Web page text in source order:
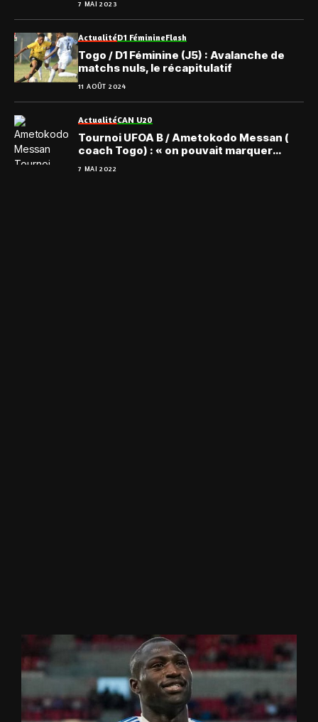
7 MAI 2023
ActualitéD1 FéminineFlash
Togo / D1 Féminine (J5) : Avalanche de
matchs nuls, le récapitulatif
11 AOÛT 2024
ActualitéCAN U20
Tournoi UFOA B / Ametokodo Messan (
coach Togo) : « on pouvait marquer
7 MAI 2022